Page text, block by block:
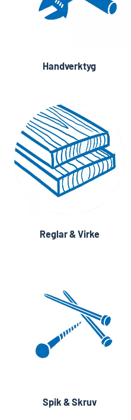
Handverktyg
Reglar & Virke
Spik & Skruv